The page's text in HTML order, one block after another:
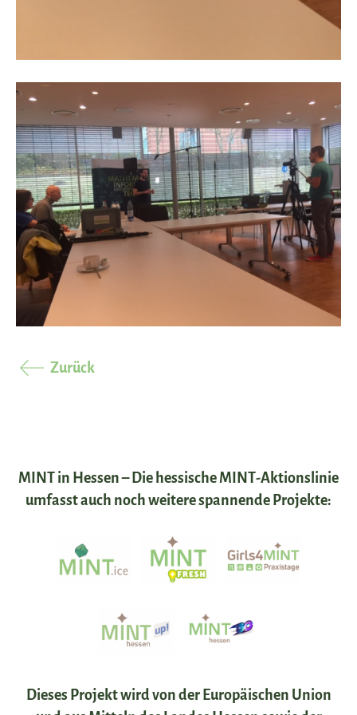
Zurück
MINT in Hessen – Die hessische MINT-Aktionslinie
umfasst auch noch weitere spannende Projekte:
Dieses Projekt wird von der Europäischen Union